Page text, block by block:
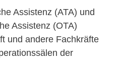
Assistenz (ATA) und
Assistenz (OTA)
und andere Fachkräfte
der